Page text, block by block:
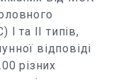
та ІІ типів,
відповіді
різних